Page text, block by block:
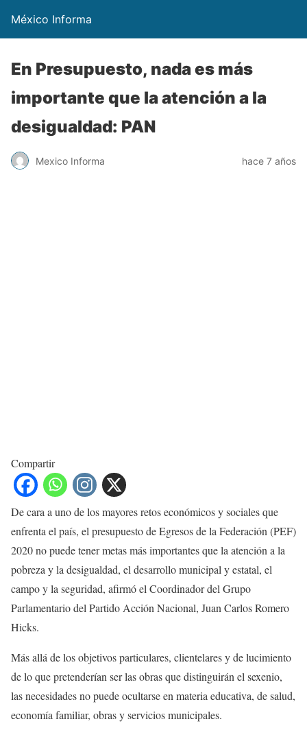
México Informa
En Presupuesto, nada es más
importante que la atención a la
desigualdad: PAN
Mexico Informa hace 7 años
Compartir
De cara a uno de los mayores retos económicos y sociales que
enfrenta el país, el presupuesto de Egresos de la Federación (PEF)
2020 no puede tener metas más importantes que la atención a la
pobreza y la desigualdad, el desarrollo municipal y estatal, el
campo y la seguridad, afirmó el Coordinador del Grupo
Parlamentario del Partido Acción Nacional, Juan Carlos Romero
Hicks.
Más allá de los objetivos particulares, clientelares y de lucimiento
de lo que pretenderían ser las obras que distinguirán el sexenio,
las necesidades no puede ocultarse en materia educativa, de salud,
economía familiar, obras y servicios municipales.